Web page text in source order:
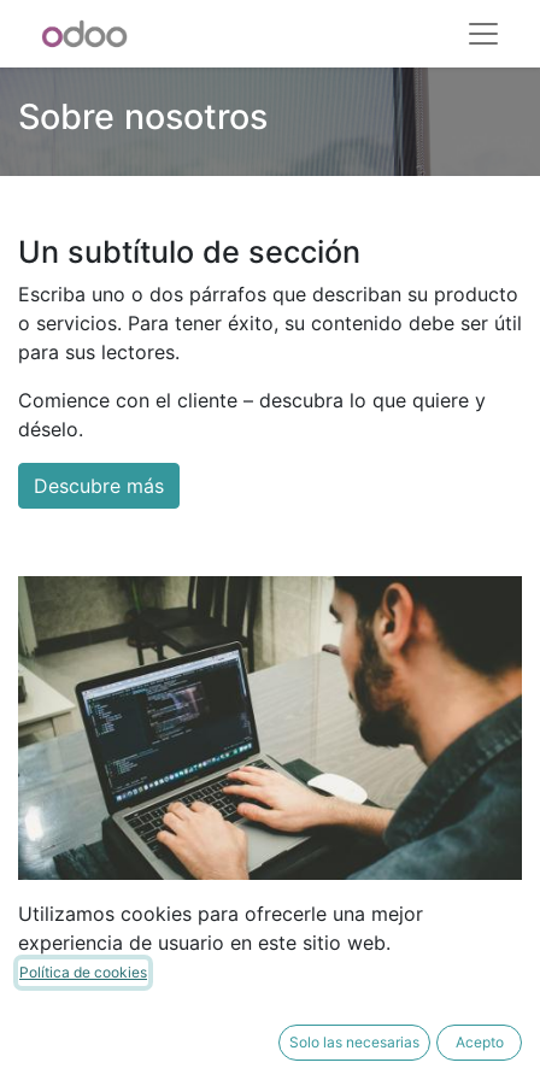
Sobre nosotros
Un subtítulo de sección
Escriba uno o dos párrafos que describan su producto
o servicios. Para tener éxito, su contenido debe ser útil
para sus lectores.
Comience con el cliente – descubra lo que quiere y
déselo.
Descubre más
Utilizamos cookies para ofrecerle una mejor
experiencia de usuario en este sitio web.
Política de cookies
Solo las necesarias Acepto